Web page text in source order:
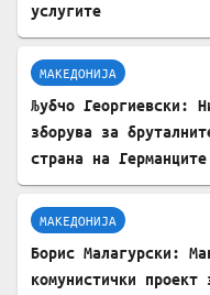
услугите
МАКЕДОНИЈА
Љубчо Георгиевски:
зборува за
страна на Германците
МАКЕДОНИЈА
Борис Малагурски:
комунистички